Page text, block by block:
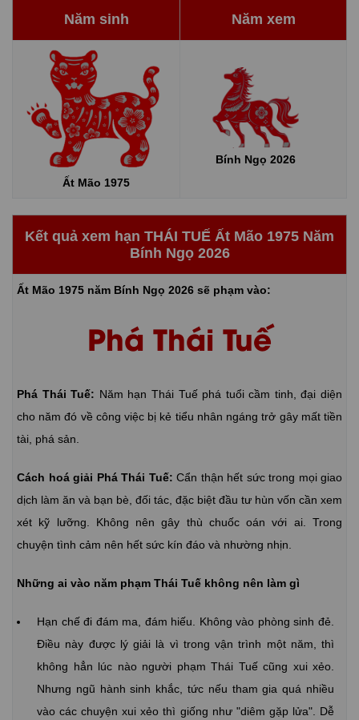
Năm sinh Năm xem
Ất Mão 1975
Bính Ngọ 2026
Kết quả xem hạn THÁI TUẾ Ất Mão 1975 Năm
Bính Ngọ 2026
Ất Mão 1975 năm Bính Ngọ 2026 sẽ phạm vào:
Phá Thái Tuế
Phá Thái Tuế: Năm hạn Thái Tuế phá tuổi cầm tinh, đại diện
cho năm đó về công việc bị kẻ tiểu nhân ngáng trở gây mất tiền
tài, phá sản.
Cách hoá giải Phá Thái Tuế: Cẩn thận hết sức trong mọi giao
dịch làm ăn và bạn bè, đối tác, đặc biệt đầu tư hùn vốn cần xem
xét kỹ lưỡng. Không nên gây thù chuốc oán với ai. Trong
chuyện tình cảm nên hết sức kín đáo và nhường nhịn.
Những ai vào năm phạm Thái Tuế không nên làm gì
Hạn chế đi đám ma, đám hiếu. Không vào phòng sinh đẻ.
Điều này được lý giải là vì trong vận trình một năm, thì
không hẳn lúc nào người phạm Thái Tuế cũng xui xẻo.
Nhưng ngũ hành sinh khắc, tức nếu tham gia quá nhiều
vào các chuyện xui xẻo thì giống như "diêm gặp lửa". Dễ